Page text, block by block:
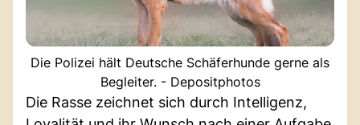
Die Polizei hält Deutsche Schäferhunde gerne als
Begleiter. - Depositphotos
Die Rasse zeichnet sich durch Intelligenz,